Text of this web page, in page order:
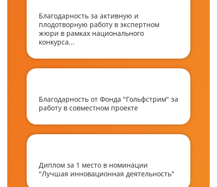
Благодарность за активную и
плодотворную работу в экспертном
жюри в рамках национального
конкурса...
Благодарность от Фонда "Гольфстрим" за
работу в совместном проекте
Диплом за 1 место в номинации
"Лучшая инновационная деятельность"